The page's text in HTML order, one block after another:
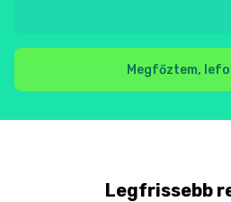
Megfőztem,
Legfrissebb